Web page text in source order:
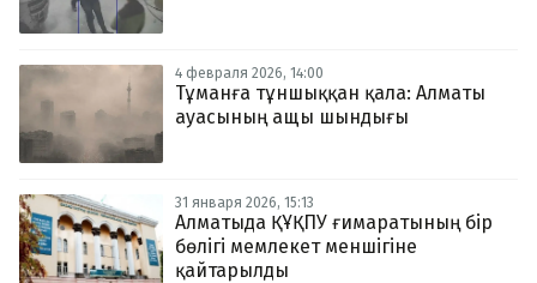
4 февраля 2026, 14:00
Тұманға тұншыққан қала: Алматы
ауасының ащы шындығы
31 января 2026, 15:13
Алматыда ҚҰҚПУ ғимаратының бір
бөлігі мемлекет меншігіне
қайтарылды